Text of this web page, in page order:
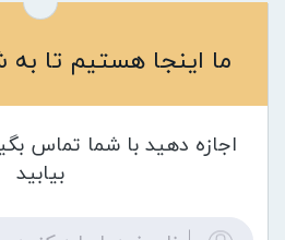
ما اینجا هستیم تا
اجازه دهید با شما تماس
بیابید